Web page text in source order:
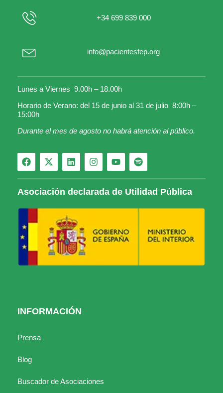
+34 699 839 000
info@pacientesfep.org
Lunes a Viernes 9.00h – 18.00h
Horario de Verano: del 15 de junio al 31 de julio 8:00h –
15:00h
Durante el mes de agosto no habrá atención al público.
Asociación declarada de Utilidad Pública
INFORMACIÓN
Prensa
Blog
Buscador de Asociaciones